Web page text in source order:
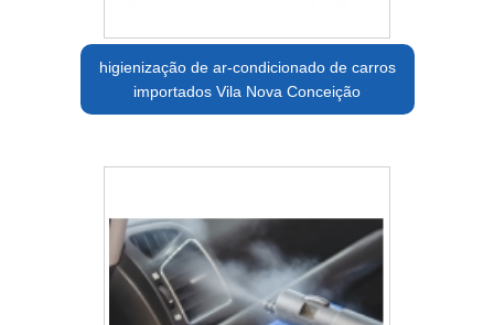
higienização de ar-condicionado de carros
importados Vila Nova Conceição